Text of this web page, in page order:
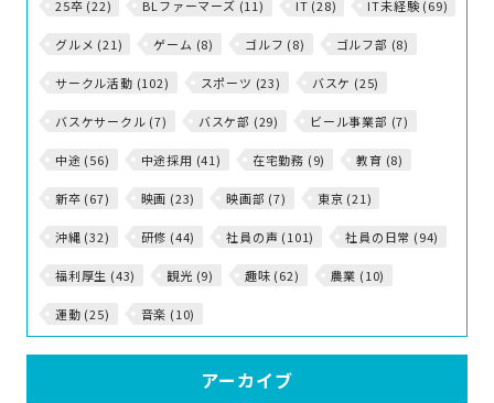
25卒 (22) BLファーマーズ (11) IT (28) IT未経験 (69)
グルメ (21) ゲーム (8) ゴルフ (8) ゴルフ部 (8)
サークル活動 (102) スポーツ (23) バスケ (25)
バスケサークル (7) バスケ部 (29) ビール事業部 (7)
中途 (56) 中途採用 (41) 在宅勤務 (9) 教育 (8)
新卒 (67) 映画 (23) 映画部 (7) 東京 (21)
沖縄 (32) 研修 (44) 社員の声 (101) 社員の日常 (94)
福利厚生 (43) 観光 (9) 趣味 (62) 農業 (10)
運動 (25) 音楽 (10)
アーカイブ